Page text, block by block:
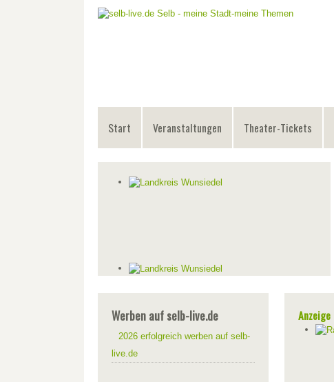
Start Veranstaltungen Theater-Tickets
Werben auf selb-live.de
2026 erfolgreich werben auf selb-
live.de
Anzeige